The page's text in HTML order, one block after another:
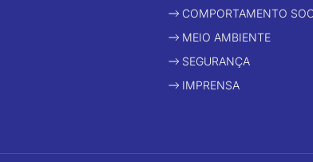
COMPORTAMENTO
MEIO AMBIENTE
SEGURANÇA
IMPRENSA